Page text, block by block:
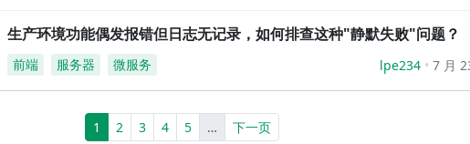
生产环境功能偶发报错但日志无记录，如何排查这种"静默失败"问题？
前端 服务器 微服务 lpe234 7 月
1 (current)
2 3 4 5 …More下一页